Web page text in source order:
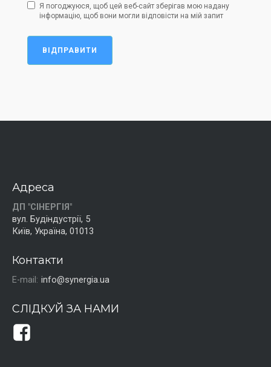
Я погоджуюся, щоб цей веб-сайт зберігав мою надану
інформацію, щоб вони могли відповісти на мій запит
ВІДПРАВИТИ
Адреса
ДП "СІНЕРГІЯ"
вул. Будіндустрії, 5
Київ, Україна, 01013
Контакти
E-mail: info@synergia.ua
СЛІДКУЙ ЗА НАМИ